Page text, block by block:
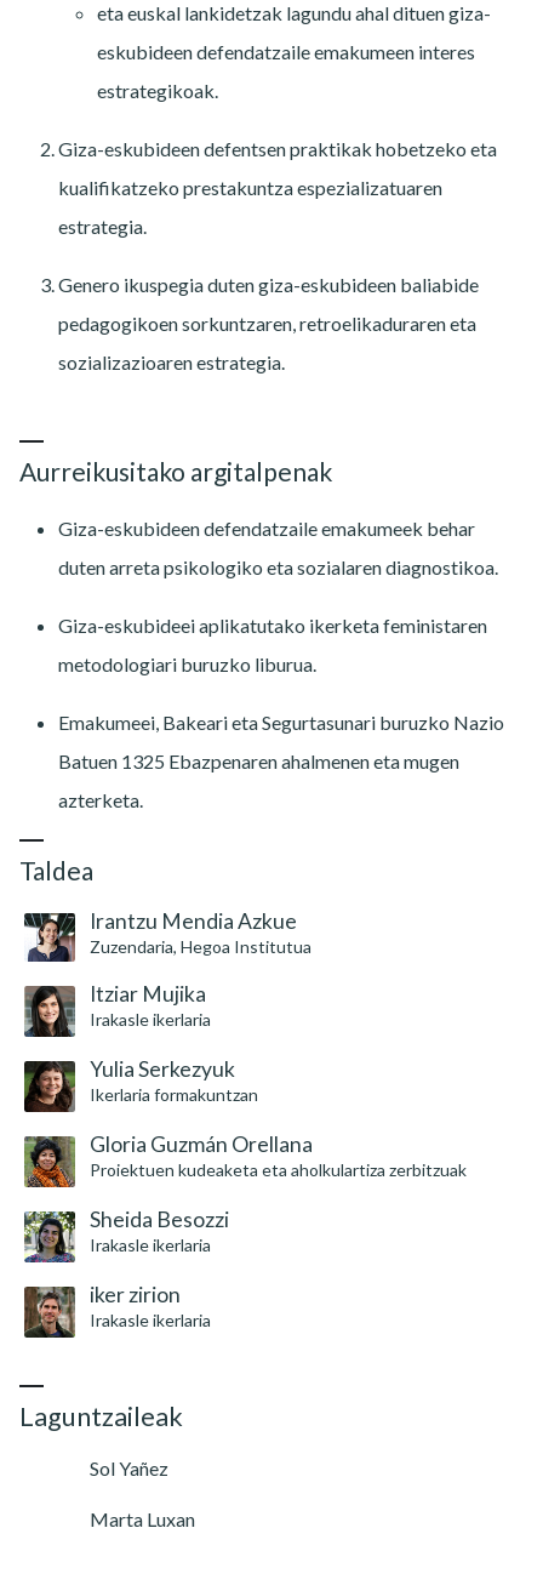
eta euskal lankidetzak lagundu ahal dituen giza-
eskubideen defendatzaile emakumeen interes
estrategikoak.
Giza-eskubideen defentsen praktikak hobetzeko eta
kualifikatzeko prestakuntza espezializatuaren
estrategia.
Genero ikuspegia duten giza-eskubideen baliabide
pedagogikoen sorkuntzaren, retroelikaduraren eta
sozializazioaren estrategia.
Aurreikusitako argitalpenak
Giza-eskubideen defendatzaile emakumeek behar
duten arreta psikologiko eta sozialaren diagnostikoa.
Giza-eskubideei aplikatutako ikerketa feministaren
metodologiari buruzko liburua.
Emakumeei, Bakeari eta Segurtasunari buruzko Nazio
Batuen 1325 Ebazpenaren ahalmenen eta mugen
azterketa.
Taldea
Irantzu Mendia Azkue
Zuzendaria, Hegoa Institutua
Itziar Mujika
Irakasle ikerlaria
Yulia Serkezyuk
Ikerlaria formakuntzan
Gloria Guzmán Orellana
Proiektuen kudeaketa eta aholkulartiza zerbitzuak
Sheida Besozzi
Irakasle ikerlaria
iker zirion
Irakasle ikerlaria
Laguntzaileak
Sol Yañez
Marta Luxan